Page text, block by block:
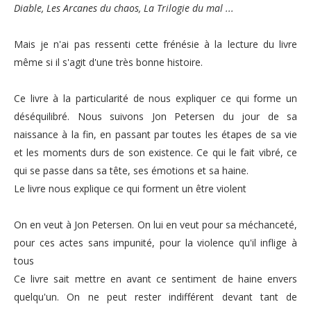
Diable, Les Arcanes du chaos, La Trilogie du mal ...
Mais je n'ai pas ressenti cette frénésie à la lecture du livre
même si il s'agit d'une très bonne histoire.
Ce livre à la particularité de nous expliquer ce qui forme un
déséquilibré. Nous suivons Jon Petersen du jour de sa
naissance à la fin, en passant par toutes les étapes de sa vie
et les moments durs de son existence. Ce qui le fait vibré, ce
qui se passe dans sa tête, ses émotions et sa haine.
Le livre nous explique ce qui forment un être violent
On en veut à Jon Petersen. On lui en veut pour sa méchanceté,
pour ces actes sans impunité, pour la violence qu'il inflige à
tous
Ce livre sait mettre en avant ce sentiment de haine envers
quelqu'un. On ne peut rester indifférent devant tant de